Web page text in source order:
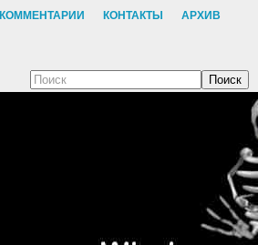
КОММЕНТАРИИ КОНТАКТЫ АРХИВ
Поиск